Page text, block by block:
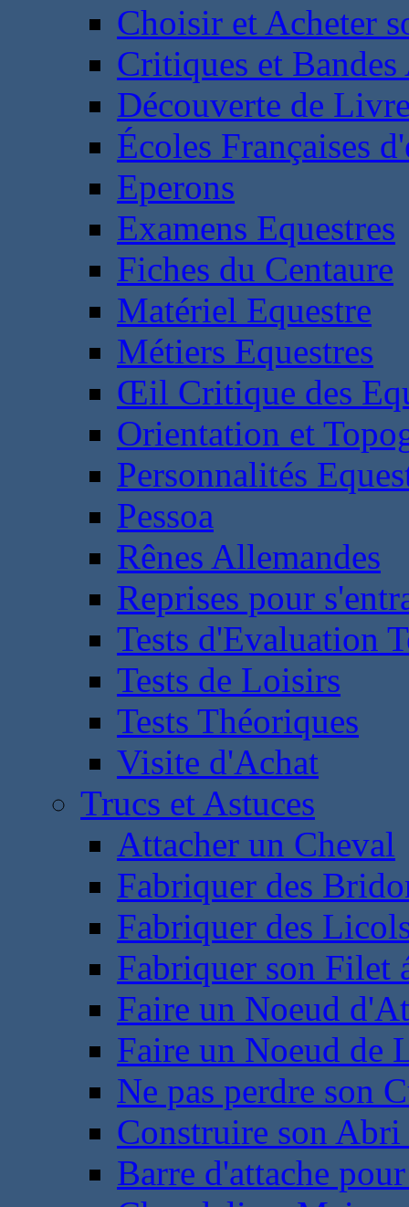
Choisir et Acheter
Critiques et
Découverte de
Écoles Françaises
Eperons
Examens Equestres
Fiches du Centaure
Matériel Equestre
Métiers Equestres
Œil Critique des
Orientation et
Personnalités
Pessoa
Rênes Allemandes
Reprises pour
Tests d'Evaluation
Tests de Loisirs
Tests Théoriques
Visite d'Achat
Trucs et Astuces
Attacher un Cheval
Fabriquer des
Fabriquer des
Fabriquer son Filet
Faire un Noeud
Faire un Noeud de
Ne pas perdre son
Construire son
Barre d'attache